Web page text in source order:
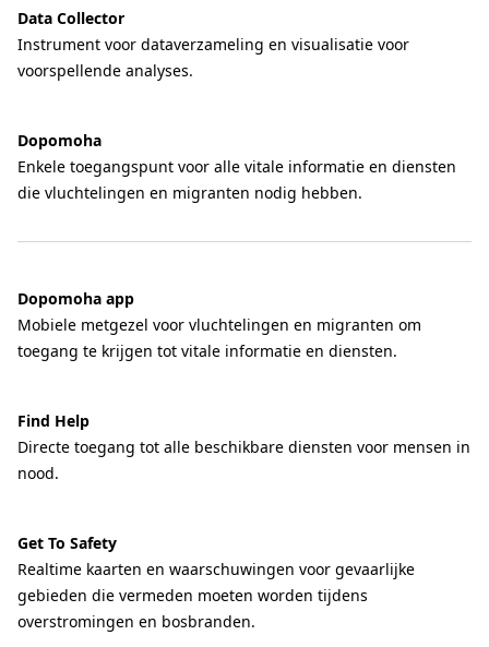
Data Collector
Instrument voor dataverzameling en visualisatie voor
voorspellende analyses.
Dopomoha
Enkele toegangspunt voor alle vitale informatie en diensten
die vluchtelingen en migranten nodig hebben.
Dopomoha app
Mobiele metgezel voor vluchtelingen en migranten om
toegang te krijgen tot vitale informatie en diensten.
Find Help
Directe toegang tot alle beschikbare diensten voor mensen in
nood.
Get To Safety
Realtime kaarten en waarschuwingen voor gevaarlijke
gebieden die vermeden moeten worden tijdens
overstromingen en bosbranden.